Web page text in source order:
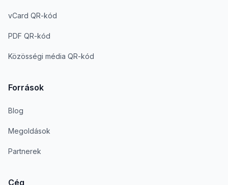
vCard QR-kód
PDF QR-kód
Közösségi média QR-kód
Források
Blog
Megoldások
Partnerek
Cég